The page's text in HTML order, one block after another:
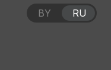
BY RU